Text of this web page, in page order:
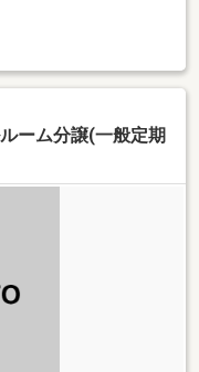
ーム分譲(一般定期